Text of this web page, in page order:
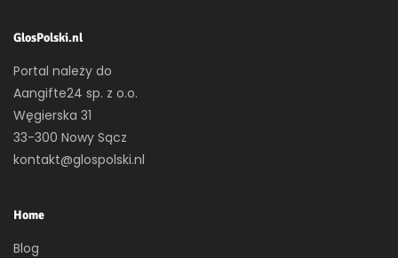
GlosPolski.nl
Portal należy do
Aangifte24 sp. z o.o.
Węgierska 31
33-300 Nowy Sącz
kontakt@glospolski.nl
Home
Blog